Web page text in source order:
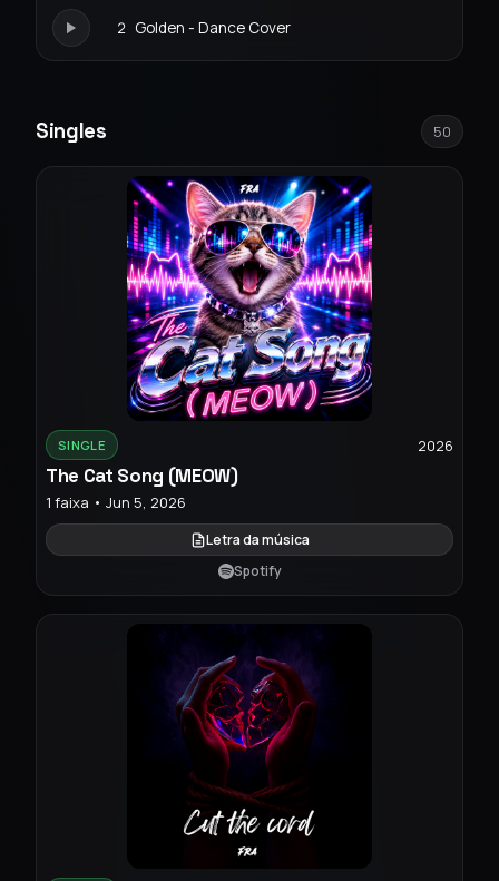
2 Golden - Dance Cover
Singles 50
SINGLE 2026
The Cat Song (MEOW)
1 faixa • Jun 5, 2026
Letra da música
Spotify